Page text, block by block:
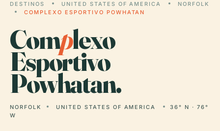
DESTINOS UNITED STATES OF AMERICA
NORFOLK
COMPLEXO ESPORTIVO POWHATAN
Complexo
Esportivo
Powhatan.
NORFOLK UNITED STATES OF AMERICA
36° N · 76°
W